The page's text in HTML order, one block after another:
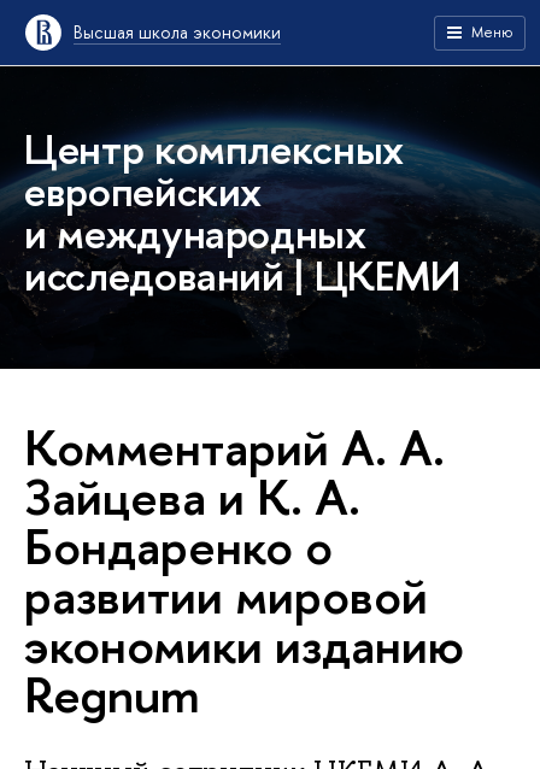
Высшая школа экономики Меню
Центр комплексных
европейских
и международных
исследований | ЦКЕМИ
Комментарий А. А.
Зайцева и К. А.
Бондаренко о
развитии мировой
экономики изданию
Regnum